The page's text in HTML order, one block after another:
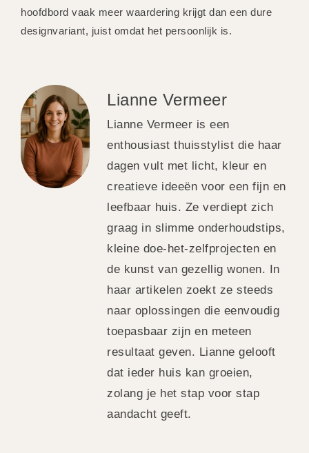
hoofdbord vaak meer waardering krijgt dan een dure
designvariant, juist omdat het persoonlijk is.
Lianne Vermeer
Lianne Vermeer is een
enthousiast thuisstylist die haar
dagen vult met licht, kleur en
creatieve ideeën voor een fijn en
leefbaar huis. Ze verdiept zich
graag in slimme onderhoudstips,
kleine doe-het-zelfprojecten en
de kunst van gezellig wonen. In
haar artikelen zoekt ze steeds
naar oplossingen die eenvoudig
toepasbaar zijn en meteen
resultaat geven. Lianne gelooft
dat ieder huis kan groeien,
zolang je het stap voor stap
aandacht geeft.